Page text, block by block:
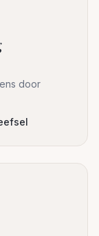
door